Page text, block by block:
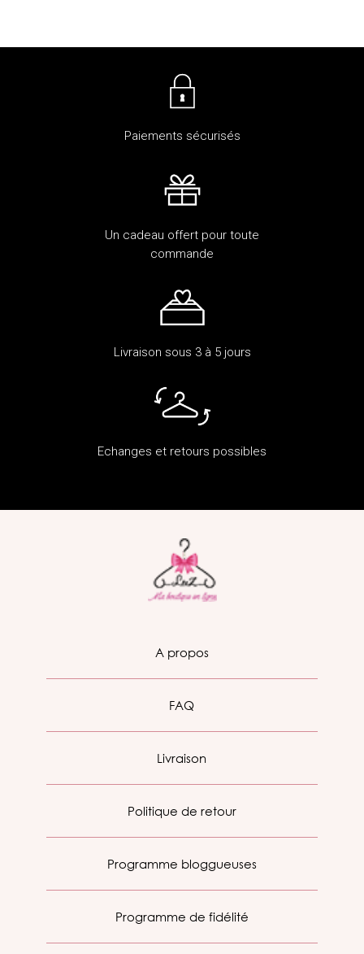
Paiements sécurisés
Un cadeau offert pour toute
commande
Livraison sous 3 à 5 jours
Echanges et retours possibles
A propos
FAQ
Livraison
Politique de retour
Programme bloggueuses
Programme de fidélité